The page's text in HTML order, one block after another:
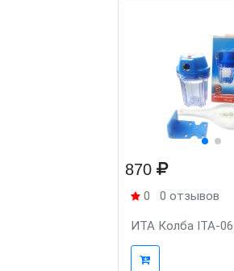
870
0 0 отзывов
ИТА Колба ITA-